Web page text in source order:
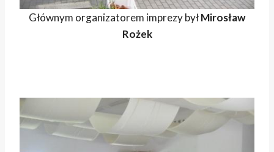
Głównym organizatorem imprezy byłMirosław
Rożek